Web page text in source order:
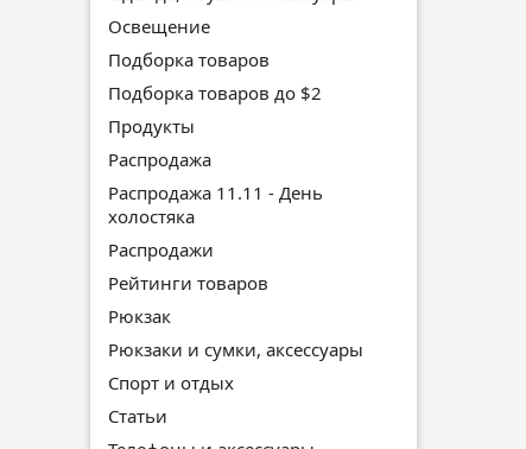
Освещение
Подборка товаров
Подборка товаров до $2
Продукты
Распродажа
Распродажа 11.11 - День
холостяка
Распродажи
Рейтинги товаров
Рюкзак
Рюкзаки и сумки, аксессуары
Спорт и отдых
Статьи